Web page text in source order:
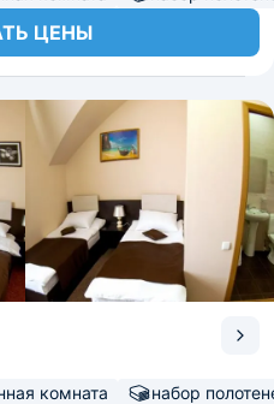
ЦЕНЫ
комната набор